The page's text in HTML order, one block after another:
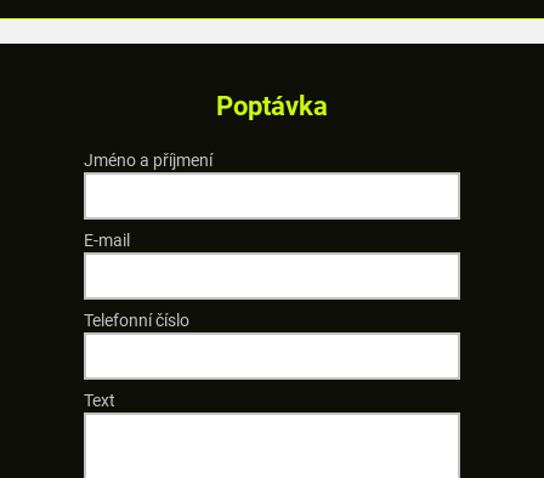
Poptávka
Jméno a příjmení
E-mail
Telefonní číslo
Text